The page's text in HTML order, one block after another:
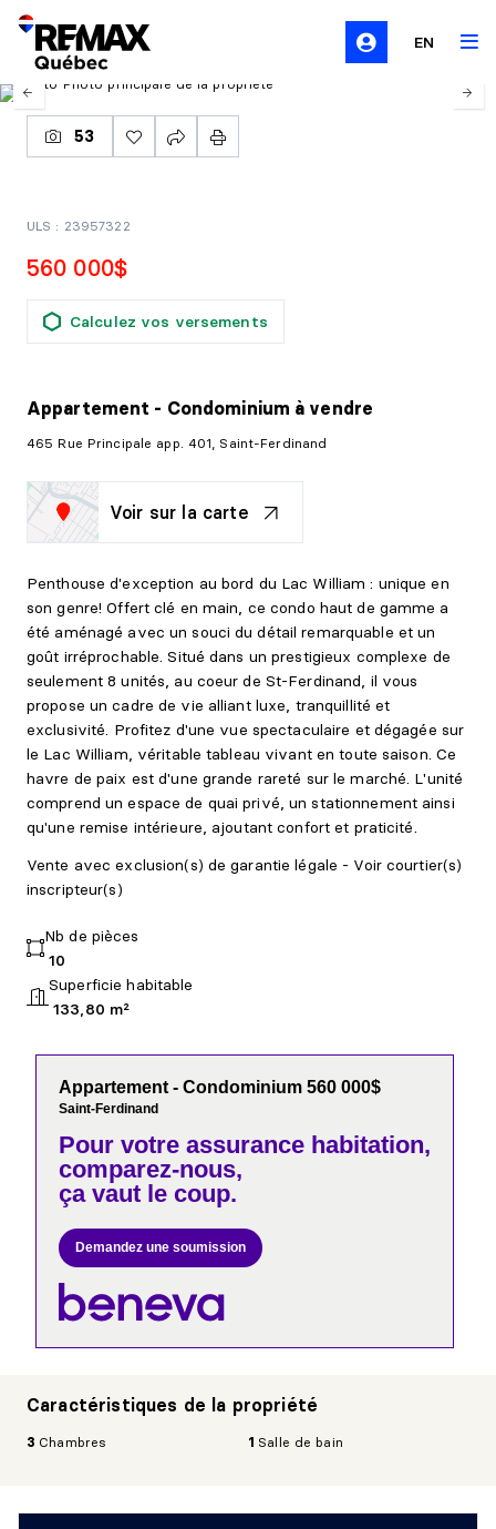
EN
53
560 000$
Calculez vos versements
ULS : 23957322
Appartement - Condominium à vendre
465 Rue Principale app. 401, Saint-Ferdinand
Voir sur la carte
Penthouse d'exception au bord du Lac William : unique en
son genre! Offert clé en main, ce condo haut de gamme a
été aménagé avec un souci du détail remarquable et un
goût irréprochable. Situé dans un prestigieux complexe de
seulement 8 unités, au coeur de St-Ferdinand, il vous
propose un cadre de vie alliant luxe, tranquillité et
exclusivité. Profitez d'une vue spectaculaire et dégagée sur
le Lac William, véritable tableau vivant en toute saison. Ce
havre de paix est d'une grande rareté sur le marché. L'unité
comprend un espace de quai privé, un stationnement ainsi
qu'une remise intérieure, ajoutant confort et praticité.
Vente avec exclusion(s) de garantie légale - Voir courtier(s)
inscripteur(s)
Nb de pièces
10
Superficie habitable
133,80 m²
Appartement - Condominium 560 000$
Saint-Ferdinand
Pour votre assurance habitation,
comparez-nous,
ça vaut le coup.
Demandez une soumission
Caractéristiques de la propriété
3 Chambres 1 Salle de bain